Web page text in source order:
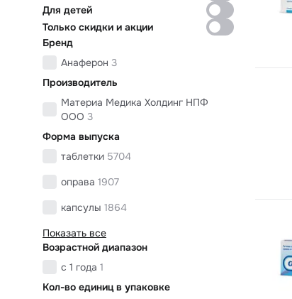
Для детей
Только скидки и акции
Бренд
Анаферон 3
Производитель
Материа Медика Холдинг НПФ
ООО 3
Форма выпуска
таблетки 5704
оправа 1907
капсулы 1864
Показать все
Возрастной диапазон
с 1 года 1
Кол-во единиц в упаковке